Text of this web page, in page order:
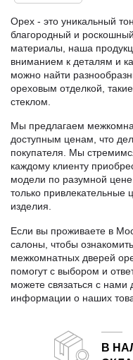
Орех - это уникальный
благородный и
материалы, наша
вниманием к деталям и
можно найти
ореховым отделкой,
стеклом.
Мы предлагаем
доступным ценам, что
покупателя. Мы
каждому клиенту
модели по разумной
только
изделия.
Если вы проживаете в
салоны, чтобы
межкомнатных дверей
помогут с выбором и
можете связаться с
информации о наших
В